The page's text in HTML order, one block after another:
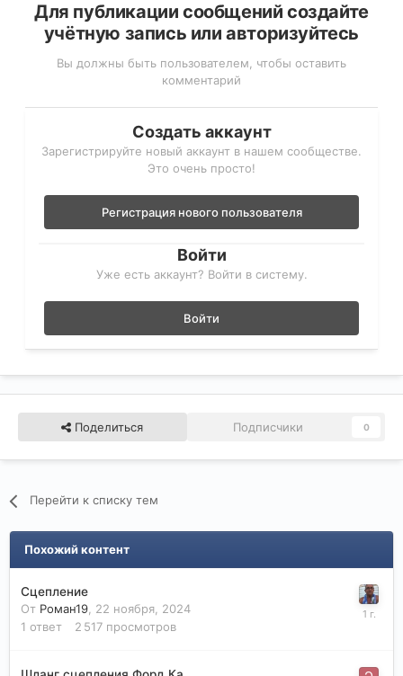
Для публикации сообщений создайте
учётную запись или авторизуйтесь
Вы должны быть пользователем, чтобы оставить
комментарий
Создать аккаунт
Зарегистрируйте новый аккаунт в нашем сообществе.
Это очень просто!
Регистрация нового пользователя
Войти
Уже есть аккаунт? Войти в систему.
Войти
Поделиться Подписчики 0
Перейти к списку тем
Похожий контент
Сцепление
От Роман19, 22 ноября, 2024
1 ответ 2 517 просмотров